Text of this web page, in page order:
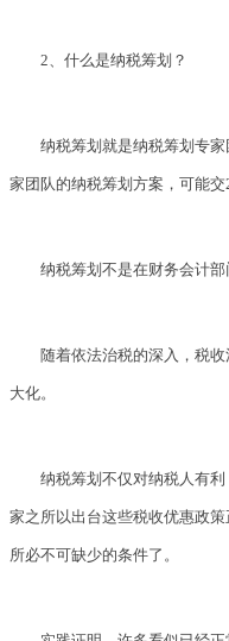
2、什么是纳税筹划？
纳税筹划就是纳税筹划专
家团队的纳税筹划方案，可能
纳税筹划不是在财务会计
随着依法治税的深入，税
大化。
纳税筹划不仅对纳税人有
家之所以出台这些税收优惠政
所必不可缺少的条件了。